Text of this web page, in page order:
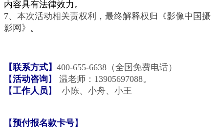
内容具有法律效力。
7、本次活动相关责权利，最终解释权归《影像中国摄
影网》 。
【联系方式】 400-655-6638（全国免费电话）
【活动咨询 】
温老师：13905697088。
【工作人员 】 小陈、小舟、小王
【预付报名款卡号】